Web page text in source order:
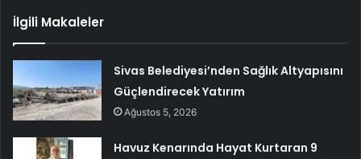
İlgili Makaleler
Sivas Belediyesi’nden Sağlık Altyapısını
Güçlendirecek Yatırım
Ağustos 5, 2026
Havuz Kenarında Hayat Kurtaran 9